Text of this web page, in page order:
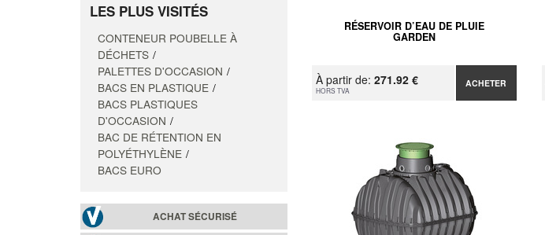
LES PLUS VISITÉS
CONTENEUR POUBELLE À
DÉCHETS
PALETTES D'OCCASION
BACS EN PLASTIQUE
BACS PLASTIQUES
D'OCCASION
BAC DE RÉTENTION EN
POLYÉTHYLÈNE
BACS EURO
ACHAT SÉCURISÉ
RÉSERVOIR D’EAU DE PLUIE
GARDEN
À partir de: 271.92 €
HORS TVA
ACHETER